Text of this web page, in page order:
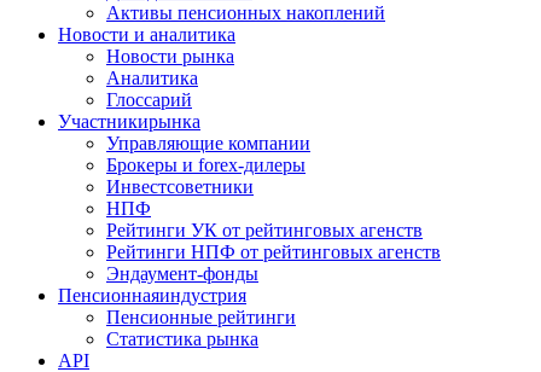
Активы пенсионных накоплений
Новости и аналитика
Новости рынка
Аналитика
Глоссарий
Участникирынка
Управляющие компании
Брокеры и forex-дилеры
Инвестсоветники
НПФ
Рейтинги УК от рейтинговых агенств
Рейтинги НПФ от рейтинговых агенств
Эндаумент-фонды
Пенсионнаяиндустрия
Пенсионные рейтинги
Статистика рынка
API